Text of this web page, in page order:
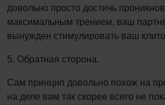
довольно просто достичь
максимальным трением, ваш
вынужден стимулировать ваш
5. Обратная сторона.
Сам принцип довольно похож на
на деле вам так скорее всего не